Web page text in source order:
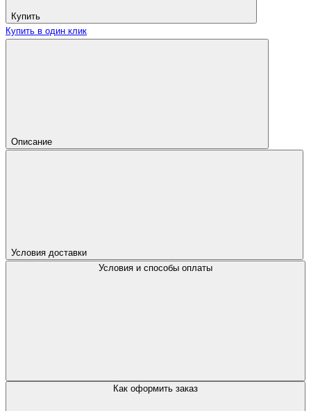
Купить
Купить в один клик
Описание
Условия доставки
Условия и способы оплаты
Как оформить заказ